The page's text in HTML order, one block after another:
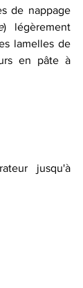
de nappage
) légèrement
lamelles de
en pâte à
jusqu'à